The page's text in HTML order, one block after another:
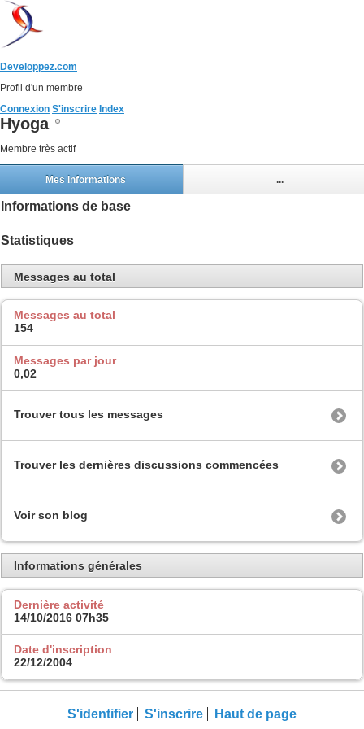
Developpez.com
Profil d'un membre
Connexion S'inscrire Index
Hyoga
Membre très actif
Mes informations ...
Informations de base
Statistiques
Messages au total
Messages au total
154
Messages par jour
0,02
Trouver tous les messages
Trouver les dernières discussions commencées
Voir son blog
Informations générales
Dernière activité
14/10/2016 07h35
Date d'inscription
22/12/2004
S'identifier S'inscrire Haut de page